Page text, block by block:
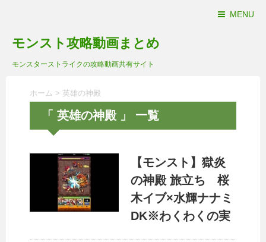
MENU
モンスト攻略動画まとめ
モンスターストライクの攻略動画共有サイト
ホーム > 英雄の神殿
「 英雄の神殿 」 一覧
【モンスト】獄炎
の神殿 旅立ち 桜
木イブ×水輝ナナミ
DK※わくわくの実